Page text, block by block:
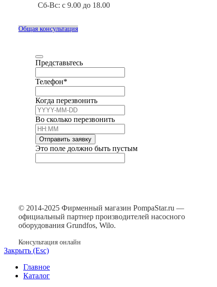
Сб-Вс: с 9.00 до 18.00
Общая консультация
Представьтесь
Телефон*
Когда перезвонить
Во сколько перезвонить
Отправить заявку
Это поле должно быть пустым
© 2014-2025 Фирменный магазин PompaStar.ru —
официальный партнер производителей насосного
оборудования Grundfos, Wilo.
Консультация онлайн
Закрыть (Esc)
Главное
Каталог